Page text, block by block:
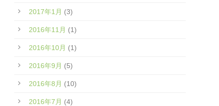
2017年1月 (3)
2016年11月 (1)
2016年10月 (1)
2016年9月 (5)
2016年8月 (10)
2016年7月 (4)